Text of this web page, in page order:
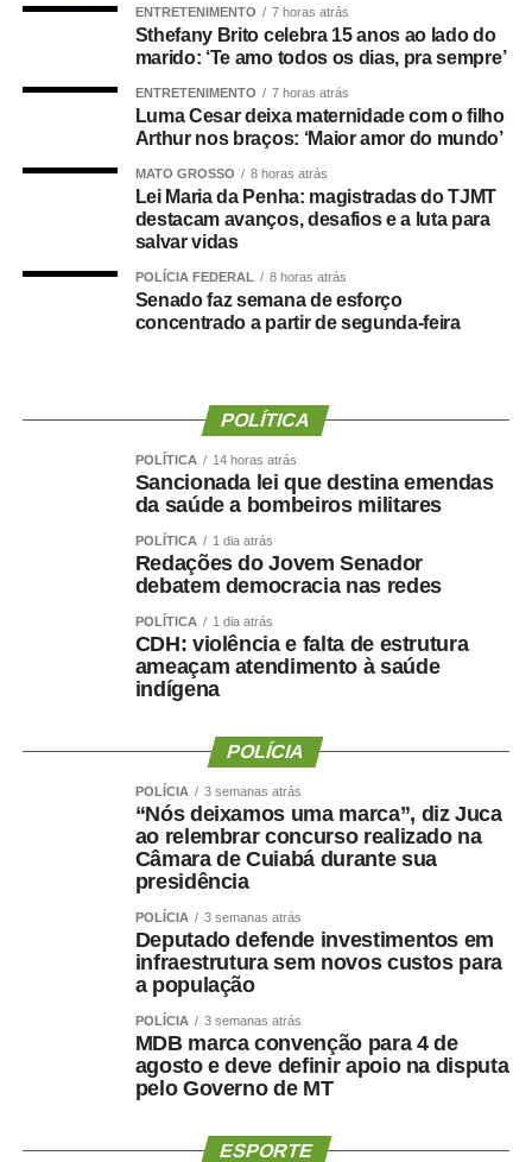
níveis médio e superior, contemplando funções como
técnico legislativo, analista legislativo, controlador interno
Durante a visita, Rogério Vianna Rangel agradeceu a
confiança depositada no Instituto Selecon e destacou a
forma como o processo foi conduzido.
“Eu, em nome do Selecon, também agradeço ao
deputado porque, de fato, fizemos um concurso histórico,
graças à oportunidade que o Juca nos deu para
realizarmos esse concurso com qualidade e segurança,
Ao final do encontro, Juca reforçou a importância da
valorização do serviço público por meio de concursos
realizados com responsabilidade, transparência e
igualdade de oportunidades para todos os candidatos.
COMENTE ABAIXO:
WhatsApp
Facebook
Twitter
Messenger
LinkedIn
Share
ENTRETENIMENTO 7 horas atrás
Sthefany Brito celebra 15 anos ao lado do
marido: ‘Te amo todos os dias, pra sempre’
ENTRETENIMENTO 7 horas atrás
Luma Cesar deixa maternidade com o filho
Arthur nos braços: ‘Maior amor do mundo’
MATO GROSSO 8 horas atrás
Lei Maria da Penha: magistradas do TJMT
destacam avanços, desafios e a luta para
salvar vidas
POLÍCIA FEDERAL 8 horas atrás
Senado faz semana de esforço
concentrado a partir de segunda-feira
POLÍTICA
POLÍTICA 14 horas atrás
Sancionada lei que destina emendas
da saúde a bombeiros militares
POLÍTICA 1 dia atrás
Redações do Jovem Senador
debatem democracia nas redes
POLÍTICA 1 dia atrás
CDH: violência e falta de estrutura
ameaçam atendimento à saúde
indígena
POLÍCIA
POLÍCIA 3 semanas atrás
“Nós deixamos uma marca”, diz Juca
ao relembrar concurso realizado na
Câmara de Cuiabá durante sua
presidência
POLÍCIA 3 semanas atrás
Deputado defende investimentos em
infraestrutura sem novos custos para
a população
POLÍCIA 3 semanas atrás
MDB marca convenção para 4 de
agosto e deve definir apoio na disputa
pelo Governo de MT
ESPORTE